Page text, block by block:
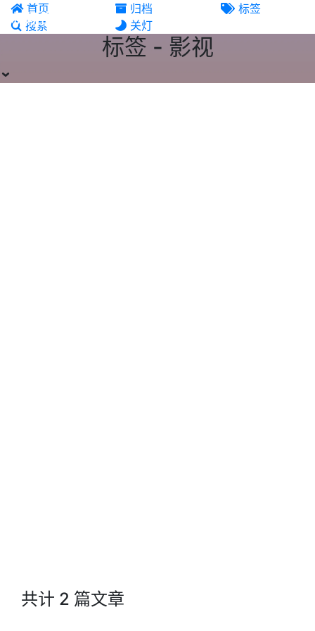
机场推荐
首页 归档
标签
搜索
关灯
标签 - 影视
共计 2 篇文章